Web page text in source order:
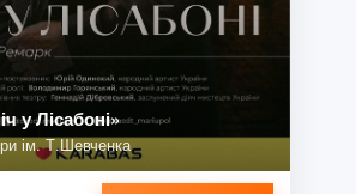
у Лісабоні»
ім. Т.Шевченка